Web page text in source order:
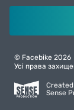
Габариты
Рама,
© Facebike 2026
Усі права
Sense